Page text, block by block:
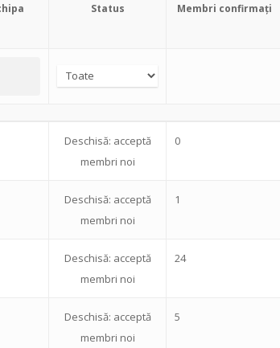
Status Membri confirmați
Deschisă: acceptă
membri noi
0
Deschisă: acceptă
membri noi
1
Deschisă: acceptă
membri noi
24
Deschisă: acceptă
membri noi
5